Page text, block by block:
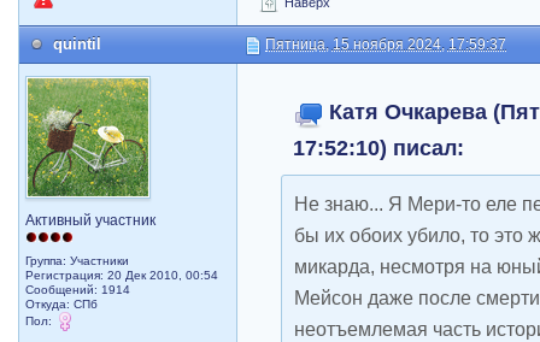
quintil Пятница, 15 ноября 2024, 17:59:37
Активный участник
Группа: Участники
Регистрация: 20 Дек 2010, 00:54
Сообщений: 1914
Откуда: СПб
Пол:
Катя Очкарева
17:52:10) писал:
Не знаю... Я Мери-то еле
бы их обоих убило, то
микарда, несмотря на
Мейсон даже после
неотъемлемая часть